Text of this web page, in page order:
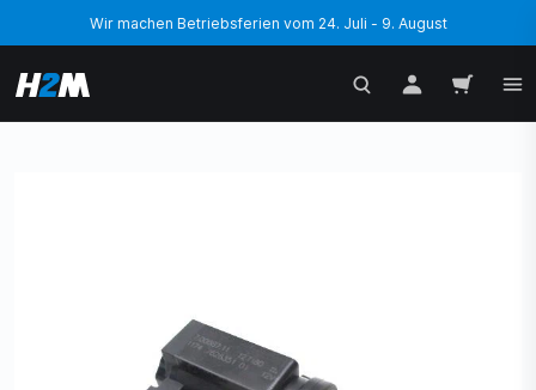
Wir machen Betriebsferien vom 24. Juli - 9. August